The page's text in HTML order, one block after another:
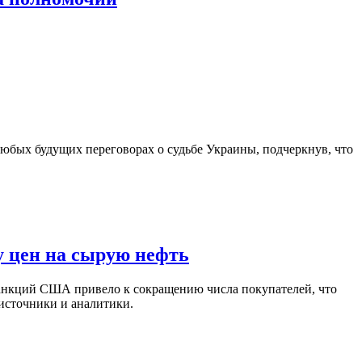
будущих переговорах о судьбе Украины, подчеркнув, что
цен на сырую нефть
США привело к сокращению числа покупателей, что
и аналитики.